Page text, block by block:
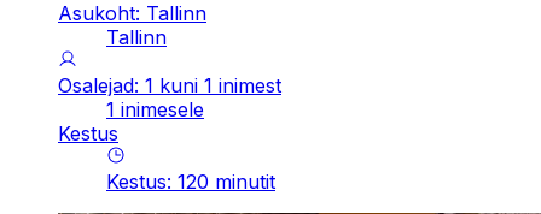
Asukoht: Tallinn
Tallinn
Osalejad: 1 kuni 1 inimest
1 inimesele
Kestus
Kestus: 120 minutit